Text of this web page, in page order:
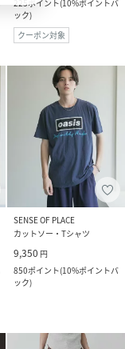
225ポイント(10%ポイントバ
ック)
クーポン対象
SENSE OF PLACE
カットソー・Tシャツ
9,350 円
850ポイント(10%ポイントバ
ック)